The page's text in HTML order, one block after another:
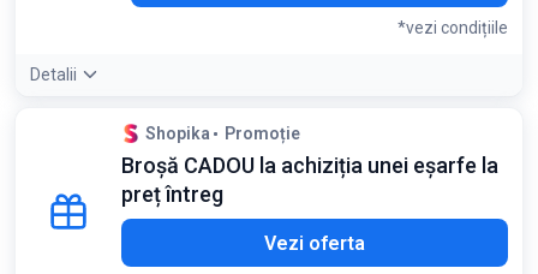
*vezi condițiile
Detalii
Detaliile ofertei:Primiți instant 10 puncte de fidelitate
(echivalentul a 10 lei) imediat ce vă înregistrați pe site
Valabil pentru clienți noi care își creează cont
Shopika Promoție
Broșă CADOU la achiziția unei eșarfe la
preț întreg
Vezi oferta